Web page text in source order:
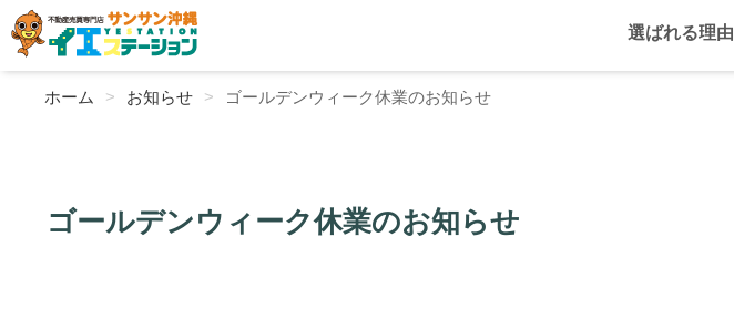
選ばれる理由
ホーム お知らせ ゴールデンウィーク休業のお知らせ
ゴールデンウィーク休業のお知らせ